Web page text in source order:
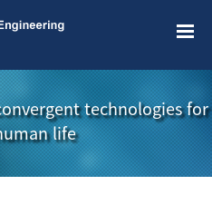
technologies for
life